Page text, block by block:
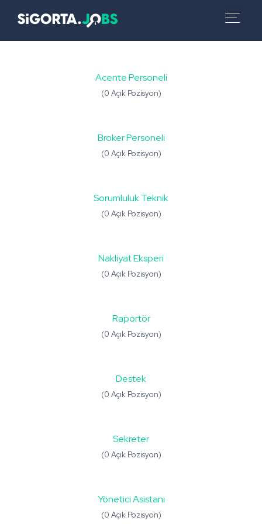
Acente Personeli
(0 Açık Pozisyon)
Broker Personeli
(0 Açık Pozisyon)
Sorumluluk Teknik
(0 Açık Pozisyon)
Nakliyat Eksperi
(0 Açık Pozisyon)
Raportör
(0 Açık Pozisyon)
Destek
(0 Açık Pozisyon)
Sekreter
(0 Açık Pozisyon)
Yönetici Asistanı
(0 Açık Pozisyon)